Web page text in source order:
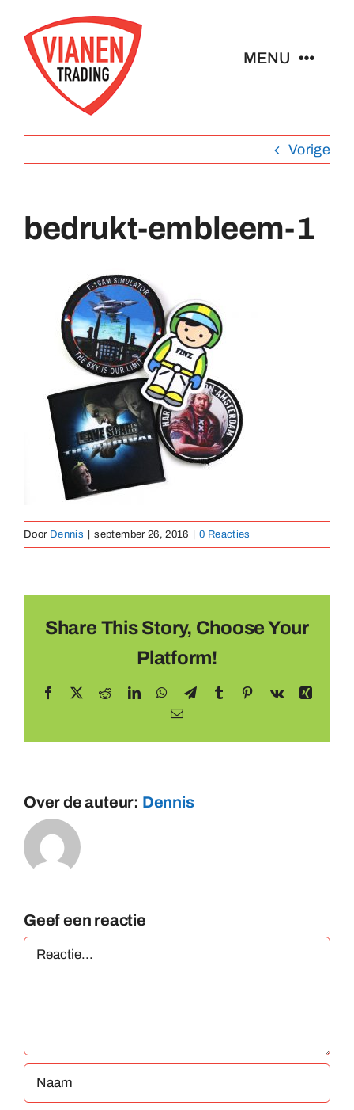
naar
inhoud
MENU
Pins
Abzeichen
Schlüsselanhänger
Magnete
Kontakt
Vorige
bedrukt-embleem-1
Door Dennis | september 26, 2016 | 0 Reacties
Share This Story, Choose Your
Platform!
Facebook RedditLinkedInWhatsApp
TelegramTumblr Pinterest
Vk
Xing
E-
Over de auteur: Dennis
Geef een reactie
Reactie